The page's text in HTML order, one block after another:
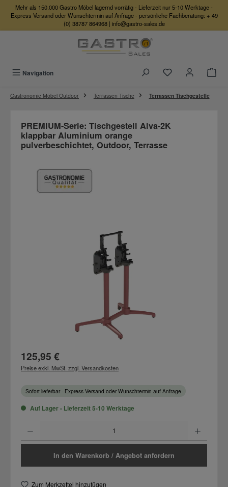
Zum Hauptinhalt springen
Mehr als 150.000 Gastro Möbel lagernd vorrätig - Lieferzeit nur 5-10 Werktage -
Express Versand oder Wunschtermin auf Anfrage - persönliche Fachberatung: + 49
(0) 38787 864968| info@gastro-sales.de
Navigation Du hast 0
Gastronomie Möbel Outdoor Terrassen Tische Terrassen Tischgestelle
PREMIUM-Serie: Tischgestell Alva-2K
klappbar Aluminium orange
pulverbeschichtet, Outdoor, Terrasse
Regulärer Preis:
125,95 €
Preise exkl. MwSt. zzgl. Versandkosten
Sofort lieferbar - Express Versand oder Wunschtermin auf Anfrage
Auf Lager - Lieferzeit 5-10 Werktage
In den Warenkorb / Angebot anfordern
Zum Merkzettel hinzufügen